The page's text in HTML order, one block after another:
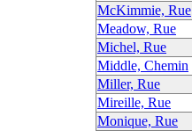
McKimmie, Rue
Meadow, Rue
Michel, Rue
Middle, Chemin
Miller, Rue
Mireille, Rue
Monique, Rue